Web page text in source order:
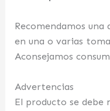
Recomendamos
en una o varias
Aconsejamos
Advertencias
El producto se debe